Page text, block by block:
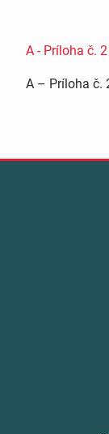
A - Príloha č.
A – Príloha č.